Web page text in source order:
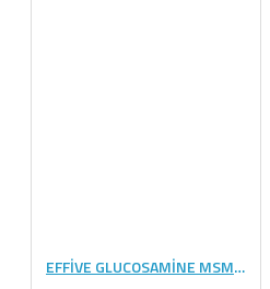
EFFİVE GLUCOSAMİNE MSM CHONDROİTİN - 90 TABLET